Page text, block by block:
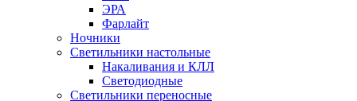
ЭРА
Фарлайт
Ночники
Светильники настольные
Накаливания и КЛЛ
Светодиодные
Светильники переносные